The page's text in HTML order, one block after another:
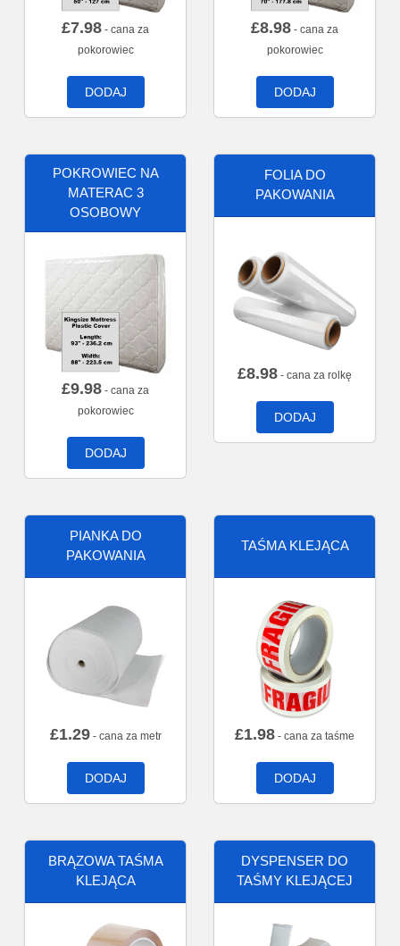
£7.98 - cana za
pokorowiec
DODAJ
£8.98 - cana za
pokorowiec
DODAJ
POKROWIEC NA
MATERAC 3
OSOBOWY
£9.98 - cana za
pokorowiec
DODAJ
FOLIA DO
PAKOWANIA
£8.98 - cana za rolkę
DODAJ
PIANKA DO
PAKOWANIA
£1.29- cana za metr
DODAJ
TAŚMA KLEJĄCA
£1.98 - cana za taśme
DODAJ
BRĄZOWA TAŚMA
KLEJĄCA
DYSPENSER DO
TAŚMY KLEJĄCEJ